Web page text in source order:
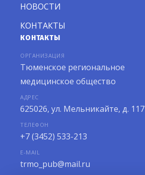
НОВОСТИ
КОНТАКТЫ
КОНТАКТЫ
ОРГАНИЗАЦИЯ
Тюменское региональное
медицинское общество
АДРЕС
625026, ул. Мельникайте, д. 117
ТЕЛЕФОН
+7 (3452) 533-213
E-MAIL
trmo_pub@mail.ru